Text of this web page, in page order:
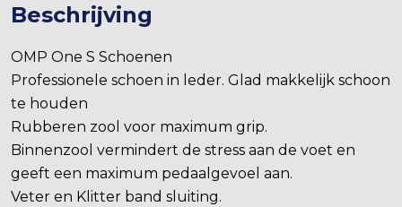
Beschrijving
OMP One S Schoenen
Professionele schoen in leder. Glad makkelijk schoon
te houden
Rubberen zool voor maximum grip.
Binnenzool vermindert de stress aan de voet en
geeft een maximum pedaalgevoel aan.
Veter en Klitter band sluiting.